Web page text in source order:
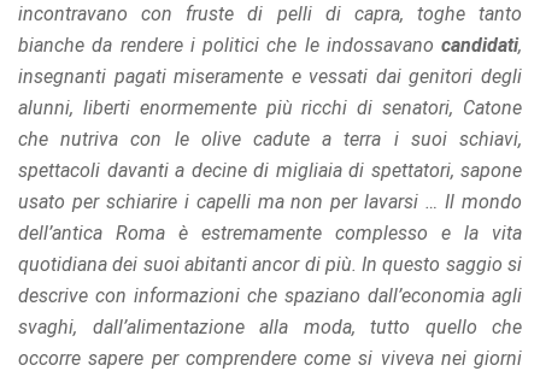
incontravano con fruste di pelli di capra, toghe tanto
bianche da rendere i politici che le indossavano candidati,
insegnanti pagati miseramente e vessati dai genitori degli
alunni, liberti enormemente più ricchi di senatori, Catone
che nutriva con le olive cadute a terra i suoi schiavi,
spettacoli davanti a decine di migliaia di spettatori, sapone
usato per schiarire i capelli ma non per lavarsi … Il mondo
dell’antica Roma è estremamente complesso e la vita
quotidiana dei suoi abitanti ancor di più. In questo saggio si
descrive con informazioni che spaziano dall’economia agli
svaghi, dall’alimentazione alla moda, tutto quello che
occorre sapere per comprendere come si viveva nei giorni